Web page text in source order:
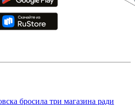
бросила три магазина ради